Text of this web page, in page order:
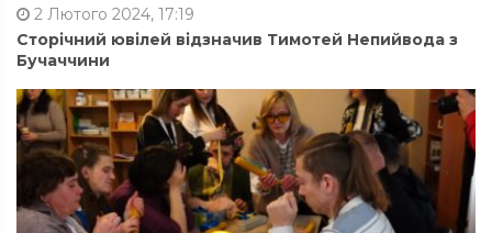
2 Лютого 2024, 17:19
Сторічний ювілей відзначив Тимотей Непийвода з
Бучаччини